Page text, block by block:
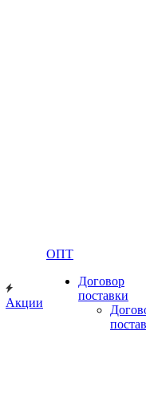
Акции
ОПТ
Договор
поставки